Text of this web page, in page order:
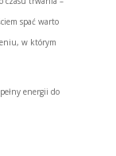
spać warto
w którym
energii do